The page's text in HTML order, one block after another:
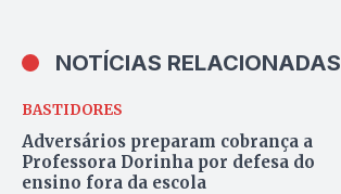
NOTÍCIAS RELACIONADAS
BASTIDORES
Adversários preparam cobrança a
Professora Dorinha por defesa do
ensino fora da escola